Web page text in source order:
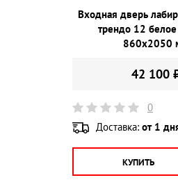
Входная дверь
трендо 12
860х2050
42 100
0
Доставка: от 1
КУПИТЬ